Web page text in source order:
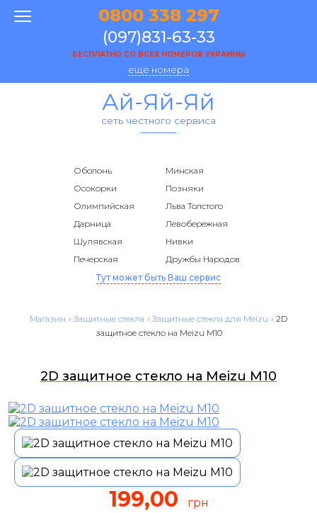
0800 338 297
(097)831-63-33
БЕСПЛАТНО СО ВСЕХ НОМЕРОВ УКРАИНЫ
еще номера
Ай-Яй-Яй
сеть честного сервиса
Оболонь
Минская
Осокорки
Позняки
Олимпийская
Льва Толстого
Дарница
Левобережная
Шулявская
Нивки
Печерская
Дружбы Народов
Тут может быть Ваш сервис
Магазин › Защитные стекла › Защитные стекла для Meizu › 2D
защитное стекло на Meizu M10
2D защитное стекло на Meizu M10
199,00 грн